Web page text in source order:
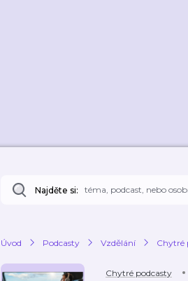
Najděte si:
Úvod Podcasty Vzdělání Chytré
Chytré podcasty